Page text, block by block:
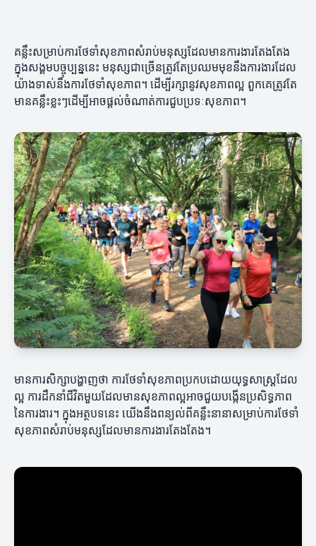
គន្លឹះសម្រាប់ការថែទាំសុខភាពសំរាប់មនុស្សដែលមានការងារតែងតែង
ក្នុងសង្គមបច្ចុប្បន្ននេះ មនុស្សជាច្រើនត្រូវតែប្រឈមមុខនឹងការងារដែល
យ៉ាងទាស់នឹងការថែទាំសុខភាព។ ដើម្បីរក្សានូវសុខភាពល្អ ពួកគេត្រូវតែ
មានគន្លឹះខ្លះៗដើម្បីអាចផ្តល់ចំណាត់ការជួបប្រទៈសុខភាព។
មានការសិក្សាបង្ហាញថា ការថែទាំសុខភាពប្រកបដោយយុទ្ធសាស្ត្រដែល
ល្អ ការដឹកនាំជីវិតមួយដែលមានសុខភាពល្អអាចជួយបង្កើនប្រសិទ្ធភាព
នៃការងារ។ ក្នុងអត្ថបទនេះ យើងនឹងពន្យល់ពីគន្លឹះនានាសម្រាប់ការថែទាំ
សុខភាពសំរាប់មនុស្សដែលមានការងារតែងតែង។